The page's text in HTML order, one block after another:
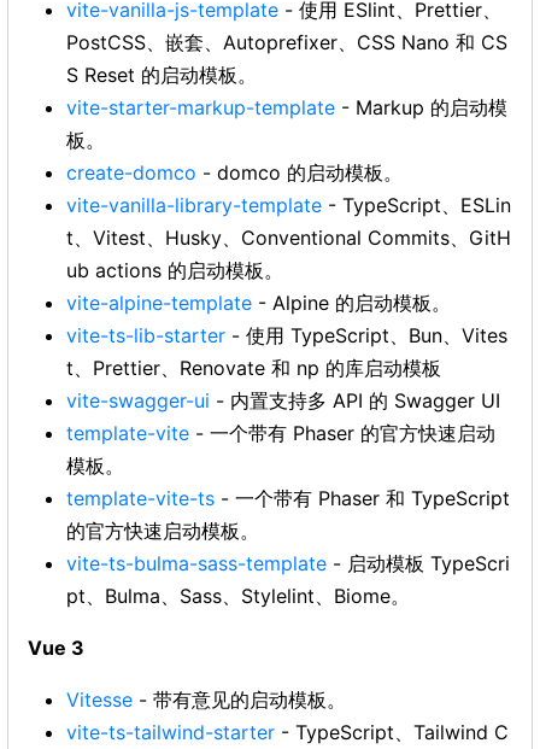
vite-vanilla-js-template - 使用 ESlint、Prettier、
PostCSS、嵌套、Autoprefixer、CSS Nano 和 CS
S Reset 的启动模板。
vite-starter-markup-template - Markup 的启动模
板。
create-domco - domco 的启动模板。
vite-vanilla-library-template - TypeScript、ESLin
t、Vitest、Husky、Conventional Commits、GitH
ub actions 的启动模板。
vite-alpine-template - Alpine 的启动模板。
vite-ts-lib-starter - 使用 TypeScript、Bun、Vites
t、Prettier、Renovate 和 np 的库启动模板
vite-swagger-ui - 内置支持多 API 的 Swagger UI
template-vite - 一个带有 Phaser 的官方快速启动
模板。
template-vite-ts - 一个带有 Phaser 和 TypeScript
的官方快速启动模板。
vite-ts-bulma-sass-template - 启动模板 TypeScri
pt、Bulma、Sass、Stylelint、Biome。
Vue 3
Vitesse - 带有意见的启动模板。
vite-ts-tailwind-starter - TypeScript、Tailwind C